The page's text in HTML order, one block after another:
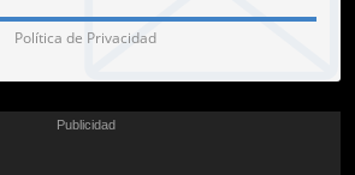
Política de Privacidad